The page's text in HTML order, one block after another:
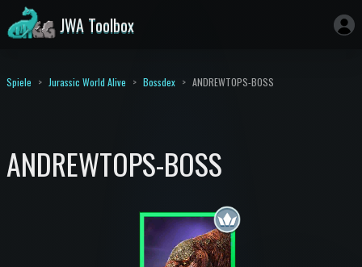
JWA Toolbox
Spiele Jurassic World Alive Bossdex ANDREWTOPS-BOSS
ANDREWTOPS-BOSS